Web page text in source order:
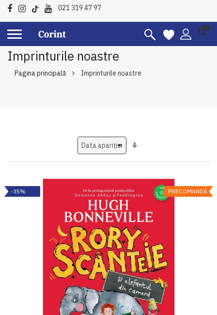
021 319 47 97
Imprinturile noastre
Pagina principală Imprinturile noastre
PRECOMANDĂ
-35%